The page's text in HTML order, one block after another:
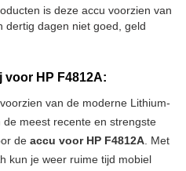
is deze accu voorzien van
dertig dagen niet goed, geld
voor HP F4812A:
van de moderne Lithium-
meest recente en strengste
de accu voor HP F4812A . Met
kun je weer ruime tijd mobiel